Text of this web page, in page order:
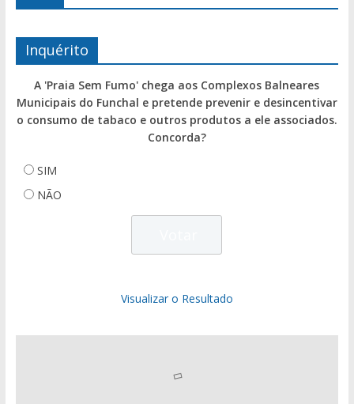
Inquérito
A 'Praia Sem Fumo' chega aos Complexos Balneares
Municipais do Funchal e pretende prevenir e desincentivar
o consumo de tabaco e outros produtos a ele associados.
Concorda?
SIM
NÃO
Visualizar o Resultado